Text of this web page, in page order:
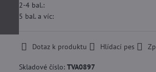
2-4bal.:
5 bal.a víc:
Dotaz k produktu Hlídací pes
Skladové číslo: TVA0897